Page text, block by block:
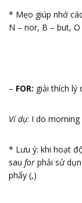
* Mẹo giúp nhớ
N – nor, B – but,
– FOR: giải thích lý
Ví dụ: I do morning
* Lưu ý: khi hoạt
sau for phải sử
phẩy (,)